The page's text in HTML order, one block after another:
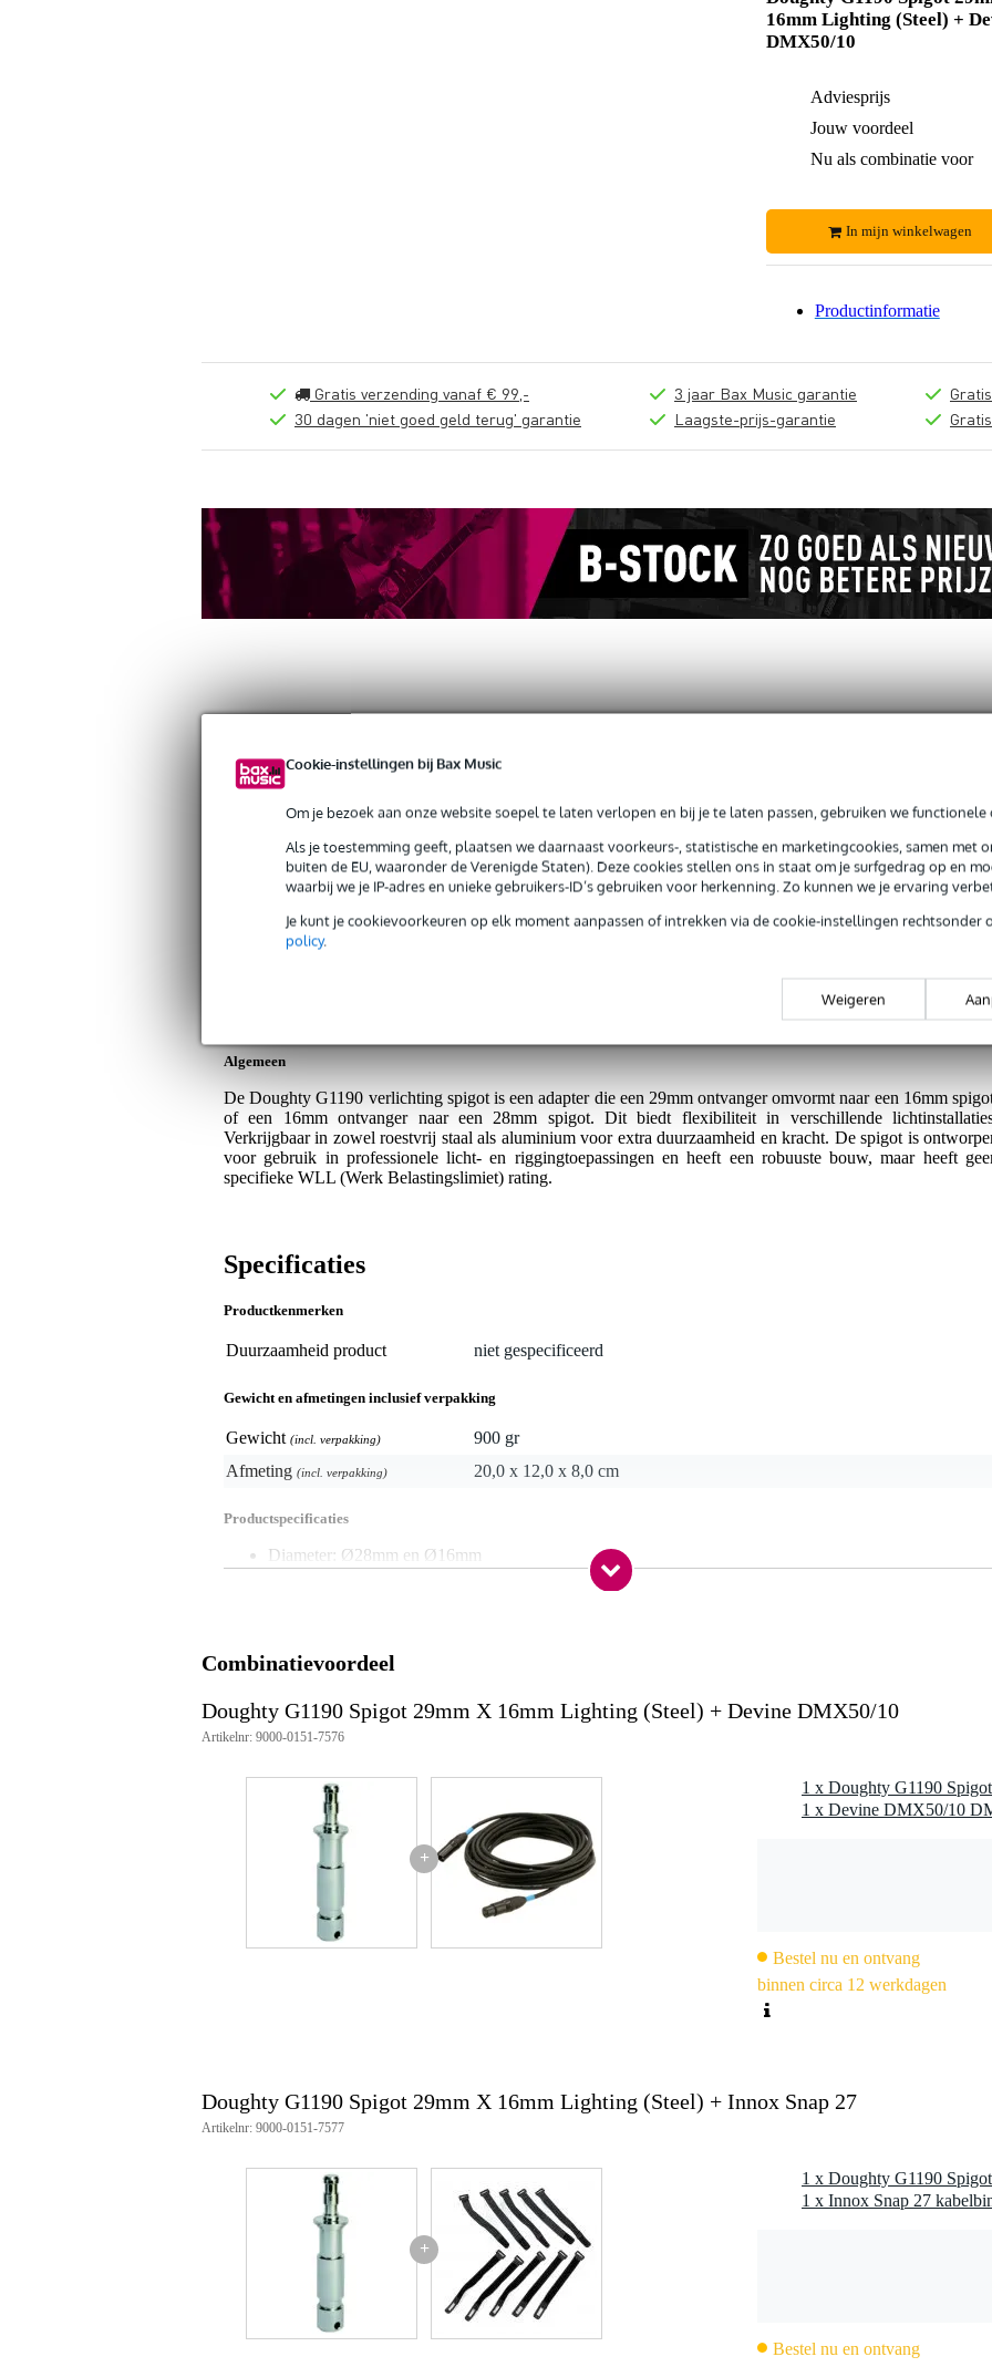
Cookie-instellingen bij Bax Music
Om je bezoek aan onze website soepel te laten verlopen en bij je te laten passen, gebruiken we functionele
Als je toestemming geeft, plaatsen we daarnaast voorkeurs-, statistische en marketingcookies, samen met
buiten de EU, waaronder de Verenigde Staten). Deze cookies stellen ons in staat om je surfgedrag op en
waarbij we je IP-adres en unieke gebruikers-ID’s gebruiken voor herkenning. Zo kunnen we je ervaring
Je kunt je cookievoorkeuren op elk moment aanpassen of intrekken via de cookie-instellingen rechtsonder
policy.
Weigeren
16mm Lighting (Steel) +
DMX50/10
Adviesprijs
Jouw voordeel
Nu als combinatie voor
In mijn winkelwagen
Productinformatie
Gratis verzending vanaf € 99,-
30 dagen 'niet goed geld terug' garantie
3 jaar Bax Music garantie
Laagste-prijs-garantie
Doughty G1190 Spigot 29mm X 16mm Lighting (Steel)
Servicebelofte
Bax Music Garantie : Op dit product krijg je 3 jaar Bax Music Garantie.
Op dit product krijg je 3 jaar Bax Music Garantie.
Plus- en minpunten
Algemeen
De Doughty G1190 verlichting spigot is een adapter die een 29mm ontvanger omvormt naar een 16mm
of een 16mm ontvanger naar een 28mm spigot. Dit biedt flexibiliteit in verschillende
Verkrijgbaar in zowel roestvrij staal als aluminium voor extra duurzaamheid en kracht. De spigot is
voor gebruik in professionele licht- en riggingtoepassingen en heeft een robuuste bouw, maar heeft
specifieke WLL (Werk Belastingslimiet) rating.
Specificaties
Productkenmerken
Duurzaamheid product niet gespecificeerd
Gewicht en afmetingen inclusief verpakking
Gewicht (incl. verpakking)
900 gr
Afmeting (incl. verpakking) 20,0 x 12,0 x 8,0 cm
Productspecificaties
Diameter: Ø28mm en Ø16mm
Materiaal: Roestvrij staal of AW6082 aluminium
Artikelnummer: G1190
Afmetingen: 28mm x 16mm
Combinatievoordeel
Doughty G1190 Spigot 29mm X 16mm Lighting (Steel) + Devine DMX50/10
Artikelnr: 9000-0151-7576
+
Bestel nu en ontvang
binnen circa 12 werkdagen
Doughty G1190 Spigot 29mm X 16mm Lighting (Steel) + Innox Snap 27
Artikelnr: 9000-0151-7577
+
Bestel nu en ontvang